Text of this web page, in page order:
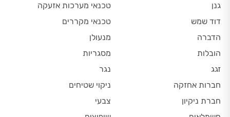
גנן
דוד שמש
הדברה
הובלות
זגג
חברות אחזקה
חברת ניקיון
טכנאי מערכות אזעקה
טכנאי מקררים
מנעולן
מסגריות
נגר
ניקוי שטיחים
צבעי